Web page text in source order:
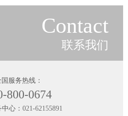
Contact
联系我们
服务热线：
800-0674
心： 021-62155891